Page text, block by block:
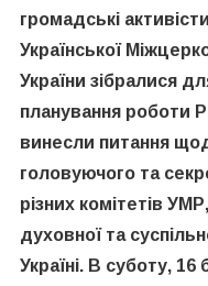
громадські
Української
України зібралися
планування роботи
винесли питання
головуючого та
різних комітетів
духовної та
Україні. В суботу,